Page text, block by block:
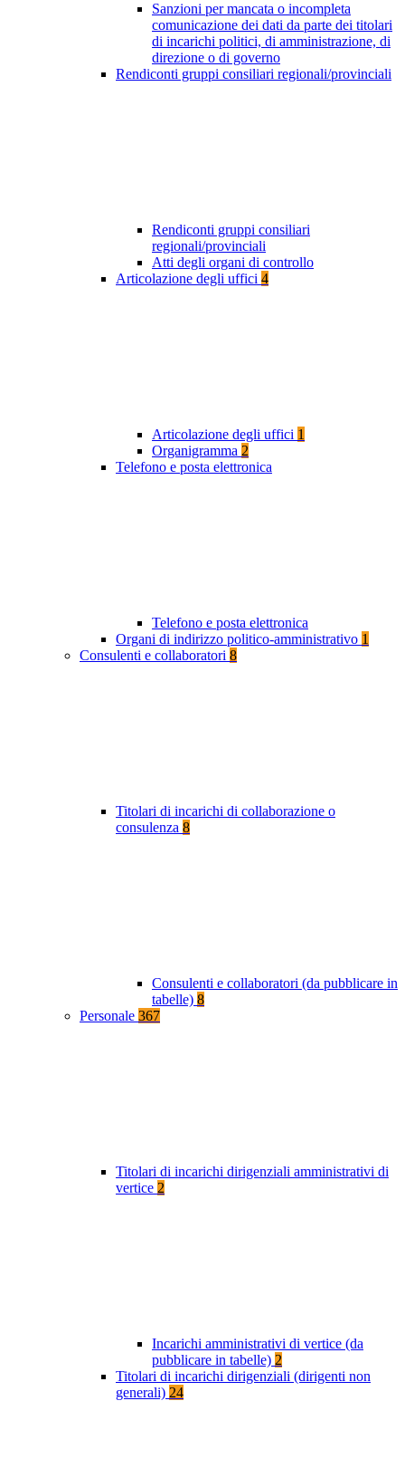
Sanzioni per mancata o incompleta
comunicazione dei dati da parte dei titolari
di incarichi politici, di amministrazione, di
direzione o di governo
Rendiconti gruppi consiliari regionali/provinciali
Rendiconti gruppi consiliari
regionali/provinciali
Atti degli organi di controllo
Articolazione degli uffici 4
Articolazione degli uffici 1
Organigramma 2
Telefono e posta elettronica
Telefono e posta elettronica
Organi di indirizzo politico-amministrativo 1
Consulenti e collaboratori 8
Titolari di incarichi di collaborazione o
consulenza 8
Consulenti e collaboratori (da pubblicare in
tabelle) 8
Personale 367
Titolari di incarichi dirigenziali amministrativi di
vertice 2
Incarichi amministrativi di vertice (da
pubblicare in tabelle) 2
Titolari di incarichi dirigenziali (dirigenti non
generali) 24